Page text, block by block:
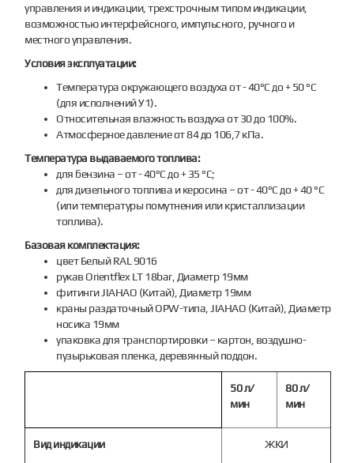
управления и индикации, трехстрочным типом индикации,
возможностью интерфейсного, импульсного, ручного и
местного управления.
Условия эксплуатации:
Температура окружающего воздуха от - 40°С до + 50 °С
(для исполнений У1).
Относительная влажность воздуха от 30 до 100%.
Атмосферное давление от 84 до 106,7 кПа.
Температура выдаваемого топлива:
для бензина – от - 40°С до + 35 °С;
для дизельного топлива и керосина – от - 40°С до + 40 °С
(или температуры помутнения или кристаллизации
топлива).
Базовая комплектация:
цвет Белый RAL 9016
рукав Orientflex LT 18bar, Диаметр 19мм
фитинги JIAHAO (Китай), Диаметр 19мм
краны раздаточный OPW-типа, JIAHAO (Китай), Диаметр
носика 19мм
упаковка для транспортировки – картон, воздушно-
пузырьковая пленка, деревянный поддон.
50 л/
мин
80 л/
мин
Вид индикации ЖКИ